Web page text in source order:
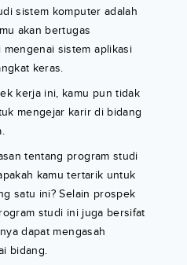
sistem komputer adalah
akan bertugas
sistem aplikasi
keras.
kerja ini, kamu pun tidak
mengejar karir di bidang
tentang program studi
kamu tertarik untuk
satu ini? Selain prospek
studi ini juga bersifat
dapat mengasah
bidang.